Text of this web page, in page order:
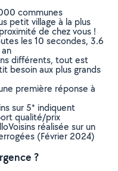
communes
petit village à la plus
de chez vous !
les 10 secondes, 3.6
différents, tout est
besoin aux plus grands
première réponse à
sur 5* indiquent
qualité/prix
réalisée sur un
(Février 2024)
?